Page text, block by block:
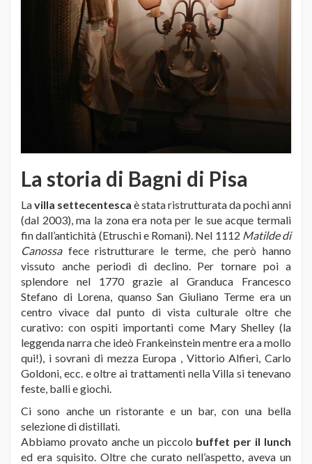
La storia di Bagni di Pisa
Lavilla settecentesca è stata ristrutturata da pochi anni
(dal 2003), ma la zona era nota per le sue acque termali
fin dall’antichità (Etruschi e Romani). Nel 1112 Matilde di
Canossafece ristrutturare le terme, che però hanno
vissuto anche periodi di declino. Per tornare poi a
splendore nel 1770 grazie al Granduca Francesco
Stefano di Lorena, quanso San Giuliano Terme era un
centro vivace dal punto di vista culturale oltre che
curativo: con ospiti importanti come Mary Shelley (la
leggenda narra che ideò Frankeinstein mentre era a mollo
qui!), i sovrani di mezza Europa , Vittorio Alfieri, Carlo
Goldoni, ecc. e oltre ai trattamenti nella Villa si tenevano
feste, balli e giochi.
Ci sono anche un ristorante e un bar, con una bella
selezione di distillati.
Abbiamo provato anche un piccolo buffet per il lunch
ed era squisito. Oltre che curato nell’aspetto, aveva un